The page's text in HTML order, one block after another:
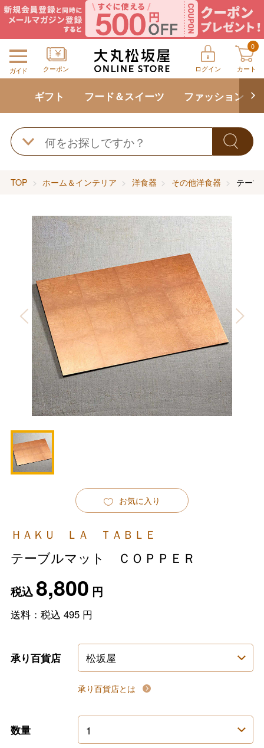
ガイド クーポン ログイン
0
カート
ギフト フード＆スイーツ ファッション
TOP ホーム＆インテリア 洋食器 その他洋食器 テー
お気に入り
ＨＡＫＵ ＬＡ ＴＡＢＬＥ
テーブルマット ＣＯＰＰＥＲ
税込8,800 円
送料：税込 495円
承り百貨店
承り百貨店とは
数量